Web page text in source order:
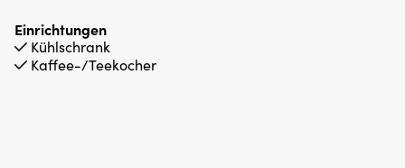
Kissen sowie die Endreinigung. Bettwäsche kann
gemietet werden, und Sie können auch Frühstück
buchen.
Einrichtungen
Kühlschrank
Kaffee-/Teekocher